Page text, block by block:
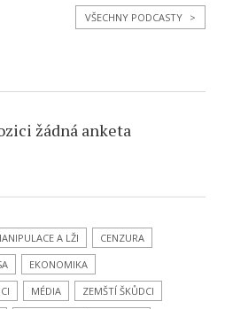
VŠECHNY PODCASTY >
žádná anketa
A LŽI
CENZURA
EKONOMIKA
MÉDIA
ZEMŠTÍ ŠKŮDCI